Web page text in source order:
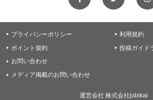
 プライバシーポリシー  利用規約
 ポイント規約  投稿ガイド
 お問い合わせ
 メディア掲載のお問い合わせ
運営会社 株式会社jobikai